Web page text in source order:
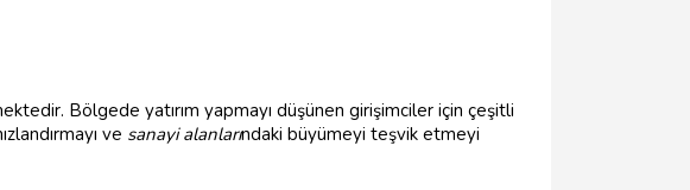
Bölgede yatırım yapmayı düşünen girişimciler için çeşitli
ve sanayi alanlarındaki büyümeyi teşvik etmeyi